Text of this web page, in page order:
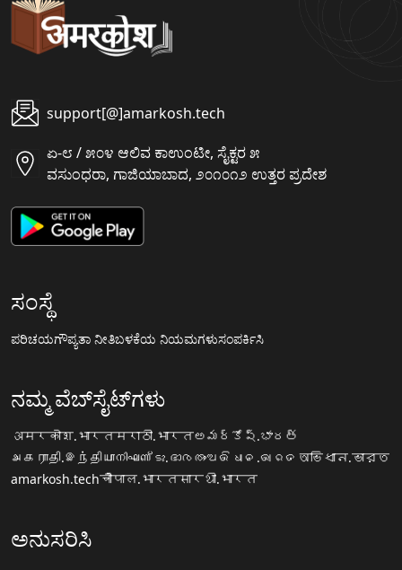
support[@]amarkosh.tech
ಏ-೮ / ೫೦೪ ಆಲಿವ ಕಾಉಂಟೀ, ಸೈಕ್ಟರ ೫
ವಸುಂಧರಾ, ಗಾಜಿಯಾಬಾದ, ೨೦೧೦೧೨ ಉತ್ತರ ಪ್ರದೇಶ
ಸಂಸ್ಥೆ
ಪರಿಚಯಗೌಪ್ಯತಾ ನೀತಿಬಳಕೆಯ ನಿಯಮಗಳುಸಂಪರ್ಕಿಸಿ
ನಮ್ಮ ವೆಬ್‌ಸೈಟ್‌ಗಳು
अमरकोश.भारतमराठी.भारतఅమర్కోష్.భారత్
அகராதி.இந்தியாനിഘണ്ടു.ഭാരതംଅଭିଧାନ.ଭାରତ অভিধান.ভারত
amarkosh.techचौपाल.भारतसारथी.भारत
ಅನುಸರಿಸಿ